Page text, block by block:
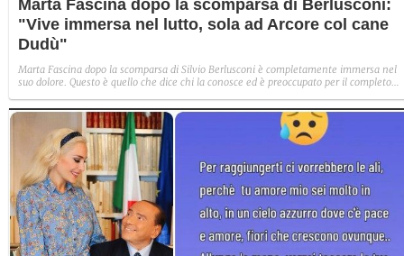
Marta Fascina dopo la scomparsa di Berlusconi:
"Vive immersa nel lutto, sola ad Arcore col cane
Dudù"
Marta Fascina dopo la scomparsa di Silvio Berlusconi è completamente immersa nel
suo dolore. Questo è quello che dice chi la conosce ed è preoccupato per il completo
vivrebbe da sola ad Arcore, in compagnia del cane Dudù.